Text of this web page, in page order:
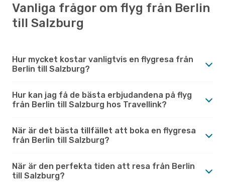
Vanliga frågor om flyg från Berlin
till Salzburg
Hur mycket kostar vanligtvis en flygresa från
Berlin till Salzburg?
Hur kan jag få de bästa erbjudandena på flyg
från Berlin till Salzburg hos Travellink?
När är det bästa tillfället att boka en flygresa
från Berlin till Salzburg?
När är den perfekta tiden att resa från Berlin
till Salzburg?